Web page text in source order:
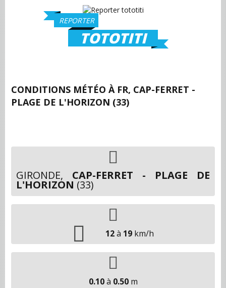
REPORTER
TOTOTITI
CONDITIONS MÉTÉO À FR, CAP-FERRET -
PLAGE DE L'HORIZON (33)
GIRONDE, CAP-FERRET - PLAGE DE
L'HORIZON (33)
12à 19 km/h
0.10à 0.50m